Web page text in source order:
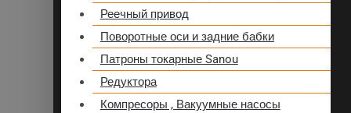
Реечный привод
Поворотные оси и задние бабки
Патроны токарные Sanou
Редуктора
Компресоры , Вакуумные насосы